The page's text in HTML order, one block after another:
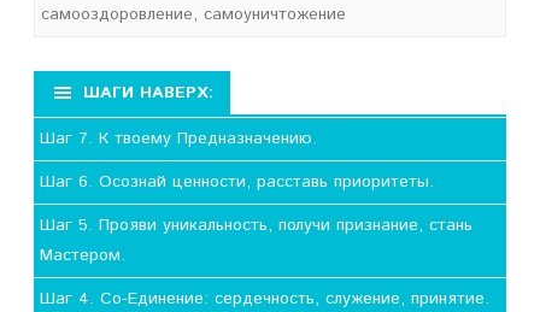
самооздоровление, самоуничтожение
ШАГИ НАВЕРХ:
Шаг 7. К твоему Предназначению.
Шаг 6. Осознай ценности, расставь приоритеты.
Шаг 5. Прояви уникальность, получи признание, стань
Мастером.
Шаг 4. Со-Единение: сердечность, служение, принятие.